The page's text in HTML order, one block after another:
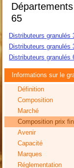
65
Distributeurs granulés
Distributeurs granulés
Distributeurs granulés
Informations sur le
Définition
Composition
Marché
Composition prix
Avenir
Capacité
Marques
Réglementation